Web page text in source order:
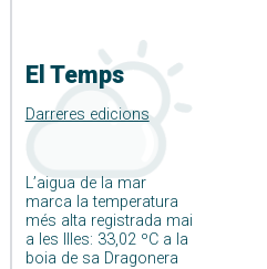
El Temps
Darreres edicions
L’aigua de la mar
marca la temperatura
més alta registrada mai
a les Illes: 33,02 ºC a la
boia de sa Dragonera